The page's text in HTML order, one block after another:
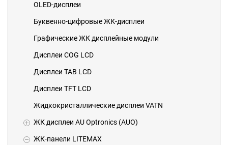
OLED-дисплеи
Буквенно-цифровые ЖК-дисплеи
Графические ЖК дисплейные модули
Дисплеи COG LCD
Дисплеи TAB LCD
Дисплеи TFT LCD
Жидкокристаллические дисплеи VATN
ЖК дисплеи AU Optronics (AUO)
ЖК-панели LITEMAX